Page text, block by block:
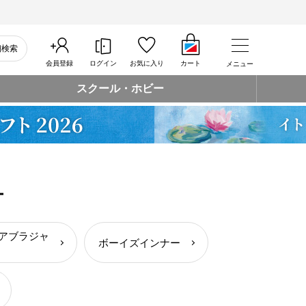
索
会員登録 ログイン お気に入り カート メニュー
スクール・ホビー
ブラジャ
ボーイズインナー